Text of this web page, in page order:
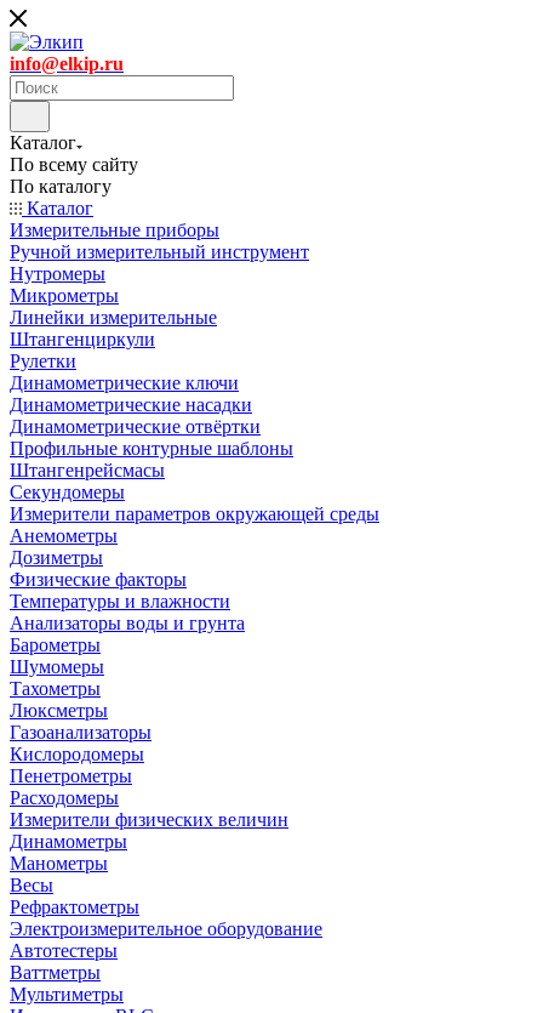
info@elkip.ru
Каталог
По всему сайту
По каталогу
Каталог
Измерительные приборы
Ручной измерительный инструмент
Нутромеры
Микрометры
Линейки измерительные
Штангенциркули
Рулетки
Динамометрические ключи
Динамометрические насадки
Динамометрические отвёртки
Профильные контурные шаблоны
Штангенрейсмасы
Секундомеры
Измерители параметров окружающей среды
Анемометры
Дозиметры
Физические факторы
Температуры и влажности
Анализаторы воды и грунта
Барометры
Шумомеры
Тахометры
Люксметры
Газоанализаторы
Кислородомеры
Пенетрометры
Расходомеры
Измерители физических величин
Динамометры
Манометры
Весы
Рефрактометры
Электроизмерительное оборудование
Автотестеры
Ваттметры
Мультиметры